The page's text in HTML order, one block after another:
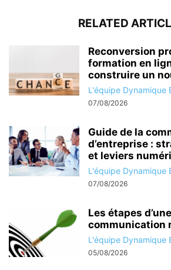
RELATED
Reconversion
formation en
construire un
L'équipe Dynamique
07/08/2026
Guide de la
d’entreprise :
et leviers
L'équipe Dynamique
07/08/2026
Les étapes
communication
L'équipe Dynamique
05/08/2026